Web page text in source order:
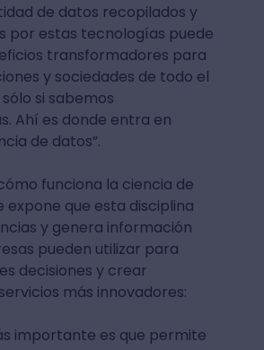
de datos recopilados y
por estas tecnologías puede
transformadores para
y sociedades de todo el
si sabemos
Ahí es donde entra en
de datos”.
funciona la ciencia de
expone que esta disciplina
y genera información
pueden utilizar para
decisiones y crear
más innovadores:
importante es que permite